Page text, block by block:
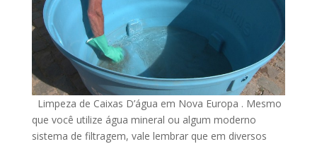
Limpeza de Caixas D’água em Nova Europa . Mesmo
que você utilize água mineral ou algum moderno
sistema de filtragem, vale lembrar que em diversos